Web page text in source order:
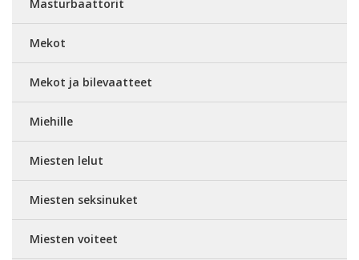
Masturbaattorit
Mekot
Mekot ja bilevaatteet
Miehille
Miesten lelut
Miesten seksinuket
Miesten voiteet